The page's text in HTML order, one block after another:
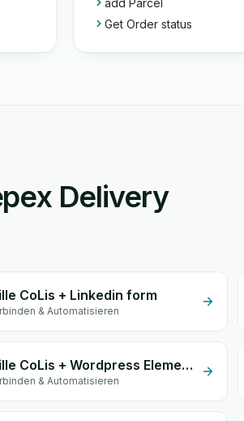
add Parcel
Get Order status
Delivery
CoLis + Linkedin form
& Automatisieren
Mille CoLis + Wordpress Elementor
& Automatisieren